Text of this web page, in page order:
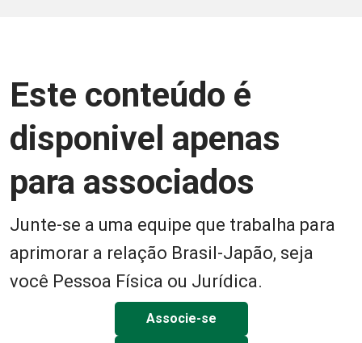
Este conteúdo é
disponivel apenas
para associados
Junte-se a uma equipe que trabalha para
aprimorar a relação Brasil-Japão, seja
você Pessoa Física ou Jurídica.
Associe-se